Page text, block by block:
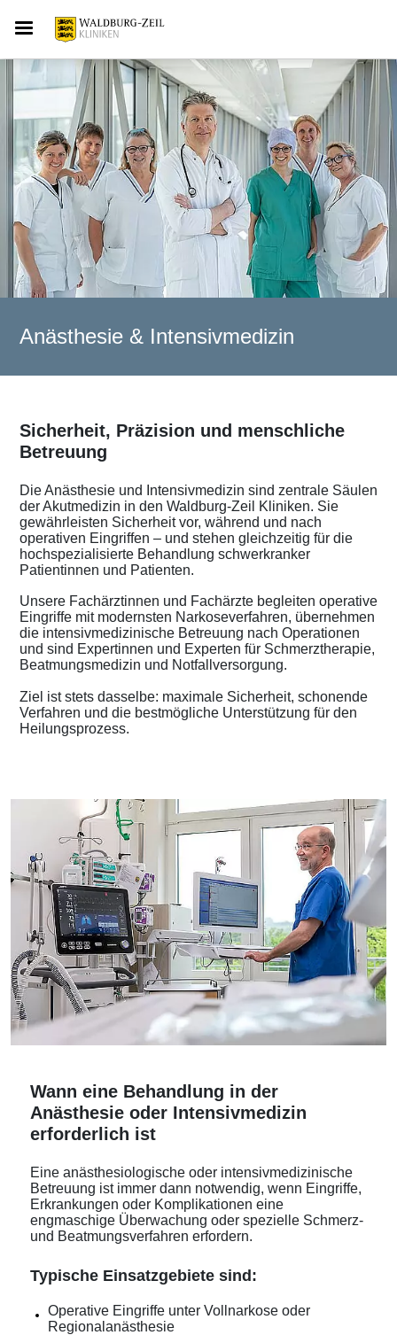
Anästhesie & Intensivmedizin
Sicherheit, Präzision und menschliche
Betreuung
Die Anästhesie und Intensivmedizin sind zentrale Säulen
der Akutmedizin in den Waldburg-Zeil Kliniken. Sie
gewährleisten Sicherheit vor, während und nach
operativen Eingriffen – und stehen gleichzeitig für die
hochspezialisierte Behandlung schwerkranker
Patientinnen und Patienten.
Unsere Fachärztinnen und Fachärzte begleiten operative
Eingriffe mit modernsten Narkoseverfahren, übernehmen
die intensivmedizinische Betreuung nach Operationen
und sind Expertinnen und Experten für Schmerztherapie,
Beatmungsmedizin und Notfallversorgung.
Ziel ist stets dasselbe: maximale Sicherheit, schonende
Verfahren und die bestmögliche Unterstützung für den
Heilungsprozess.
Wann eine Behandlung in der
Anästhesie oder Intensivmedizin
erforderlich ist
Eine anästhesiologische oder intensivmedizinische
Betreuung ist immer dann notwendig, wenn Eingriffe,
Erkrankungen oder Komplikationen eine
engmaschige Überwachung oder spezielle Schmerz-
und Beatmungsverfahren erfordern.
Typische Einsatzgebiete sind:
Operative Eingriffe unter Vollnarkose oder
Regionalanästhesie